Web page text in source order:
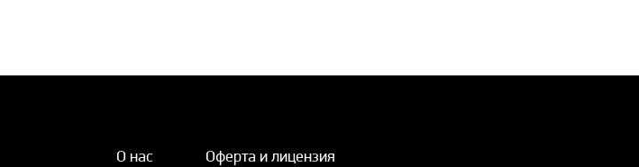
О нас
Оферта и лицензия